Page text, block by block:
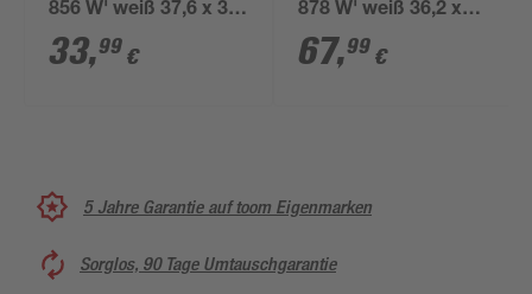
856 W' weiß 37,6 x 33
x 10,6 cm
33,99 €
878 W' weiß 36,2 x
32,2 x 10 cm
67,99 €
5 Jahre Garantie auf toom Eigenmarken
Sorglos, 90 Tage Umtauschgarantie